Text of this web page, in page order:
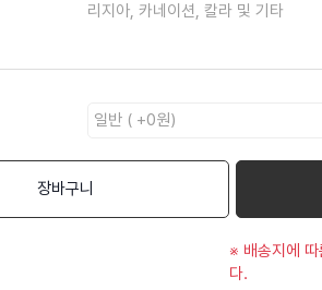
리지아, 카네이션, 칼라 및 기타
장바구니
※ 배송지에 따
다.